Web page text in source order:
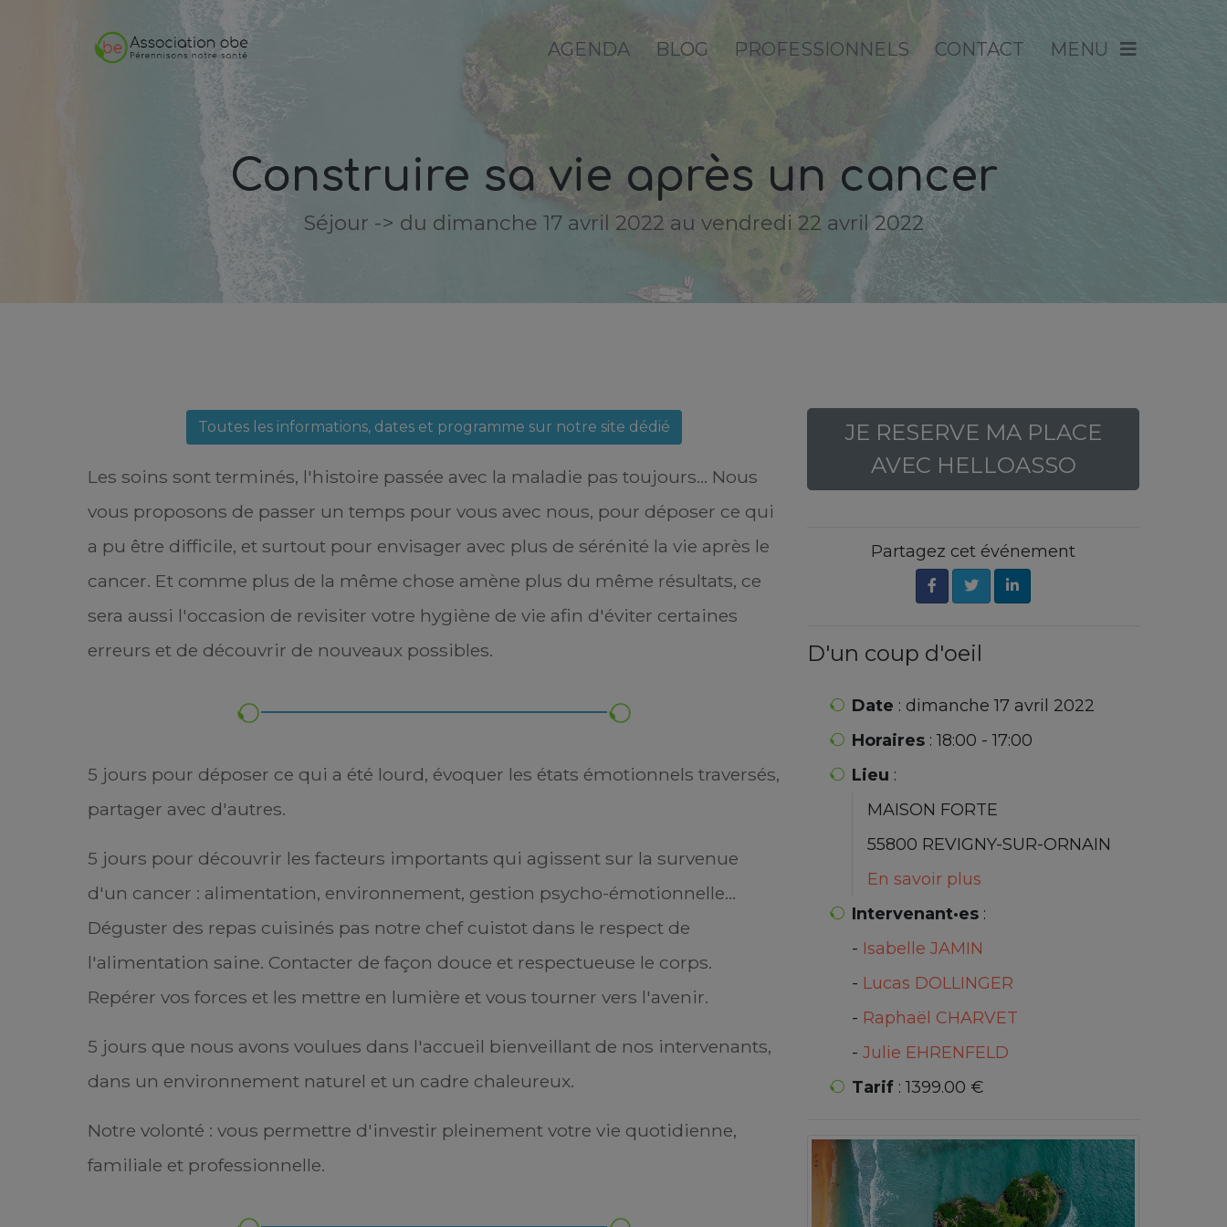
AGENDA BLOG PROFESSIONNELS CONTACT MENU
Construire sa vie après un cancer
Séjour -> du dimanche 17 avril 2022 au vendredi 22 avril 2022
Toutes les informations, dates et programme sur notre site dédié
Les soins sont terminés, l'histoire passée avec la maladie pas toujours... Nous
vous proposons de passer un temps pour vous avec nous, pour déposer ce qui
a pu être difficile, et surtout pour envisager avec plus de sérénité la vie après le
cancer. Et comme plus de la même chose amène plus du même résultats, ce
sera aussi l'occasion de revisiter votre hygiène de vie afin d'éviter certaines
erreurs et de découvrir de nouveaux possibles.
5 jours pour déposer ce qui a été lourd, évoquer les états émotionnels traversés,
partager avec d'autres.
5 jours pour découvrir les facteurs importants qui agissent sur la survenue
d'un cancer : alimentation, environnement, gestion psycho-émotionnelle...
Déguster des repas cuisinés pas notre chef cuistot dans le respect de
l'alimentation saine. Contacter de façon douce et respectueuse le corps.
Repérer vos forces et les mettre en lumière et vous tourner vers l'avenir.
5 jours que nous avons voulues dans l'accueil bienveillant de nos intervenants,
dans un environnement naturel et un cadre chaleureux.
Notre volonté : vous permettre d'investir pleinement votre vie quotidienne,
familiale et professionnelle.
« Je n'avais jamais imaginé pouvoir être atteinte d'un cancer si jeune
couleur, l'âge et le sexe. Pourtant mon existence s'en est retrouvée
jour, nous étions le 03 juillet 2017. J'avais 40 ans. Je venais pour la première
déroulait. J'étais confiante et sereine car rien ne laisser présager à un
JE RESERVE MA PLACE
AVEC HELLOASSO
Partagez cet événement
D'un coup d'oeil
Date : dimanche 17 avril 2022
Horaires : 18:00 - 17:00
Lieu :
MAISON FORTE
55800 REVIGNY-SUR-ORNAIN
En savoir plus
Intervenant·es :
- Isabelle JAMIN
- Lucas DOLLINGER
- Raphaël CHARVET
- Julie EHRENFELD
Tarif : 1399.00 €